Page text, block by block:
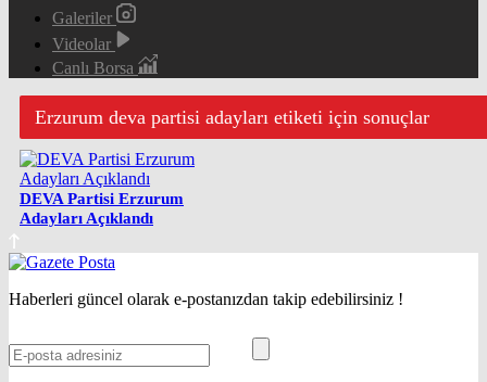
Galeriler
Videolar
Canlı Borsa
Erzurum deva partisi adayları etiketi için sonuçlar
DEVA Partisi Erzurum
Adayları Açıklandı
Haberleri güncel olarak e-postanızdan takip edebilirsiniz !